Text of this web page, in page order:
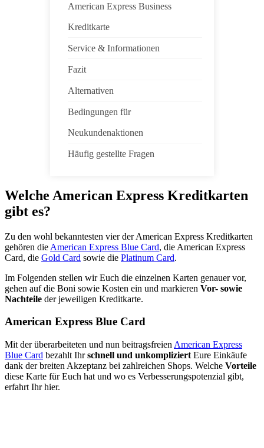
American Express Business
Kreditkarte
Service & Informationen
Fazit
Alternativen
Bedingungen für
Neukundenaktionen
Häufig gestellte Fragen
Welche American Express Kreditkarten
gibt es?
Zu den wohl bekanntesten vier der American Express Kreditkarten
gehören die American Express Blue Card, die American Express
Card, die Gold Card sowie die Platinum Card.
Im Folgenden stellen wir Euch die einzelnen Karten genauer vor,
gehen auf die Boni sowie Kosten ein und markieren Vor- sowie
Nachteile der jeweiligen Kreditkarte.
American Express Blue Card
Mit der überarbeiteten und nun beitragsfreien American Express
Blue Card bezahlt Ihrschnell und unkompliziert Eure Einkäufe
dank der breiten Akzeptanz bei zahlreichen Shops. Welche Vorteile
diese Karte für Euch hat und wo es Verbesserungspotenzial gibt,
erfahrt Ihr hier.